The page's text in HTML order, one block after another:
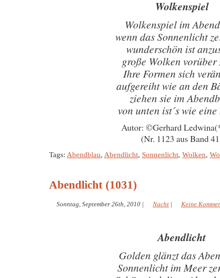
Wolkenspiel
Wolkenspiel im
wenn das Sonnenlicht
wunderschön ist
große Wolken vorüber
Ihre Formen sich
aufgereiht wie an den
ziehen sie im
von unten ist´s wie eine
Autor: ©Gerhard
(Nr. 1123 aus Band
Tags: Abendblau, Abendlicht, Sonnenlicht, Wolken,
Abendlicht (1031)
Sonntag, September 26th, 2010 | Nacht | Keine
Abendlicht
Golden glänzt das
Sonnenlicht im Meer